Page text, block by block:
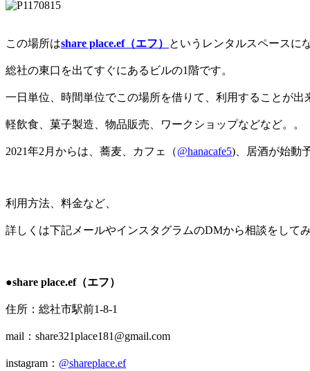
この場所はshare place.ef（エフ） というレンタルスペースに
総社の東口を出てすぐにあるビルの1階です。
一日単位、時間単位でこの場所を借りて、利用することが出
軽飲食、菓子製造、物品販売、ワークショップなどなど。。
2021年2月からは、蕎麦、カフェ（@hanacafe5)、居酒が始動
利用方法、料金など、
詳しくは下記メールやインスタグラムのDMから相談をして
●share place.ef（エフ）
住所：総社市駅前1-8-1
mail：share321place181@gmail.com
instagram： @shareplace.ef